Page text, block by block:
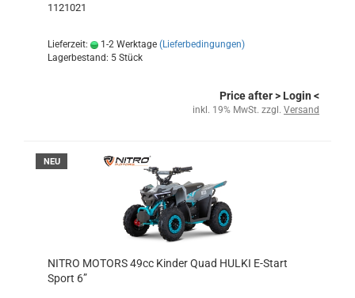
1121021
Lieferzeit: 1-2 Werktage (Lieferbedingungen)
Lagerbestand: 5 Stück
Price after> Login <
inkl. 19% MwSt. zzgl. Versand
NEU
NITRO MOTORS 49cc Kinder Quad HULKI E-Start
Sport 6”